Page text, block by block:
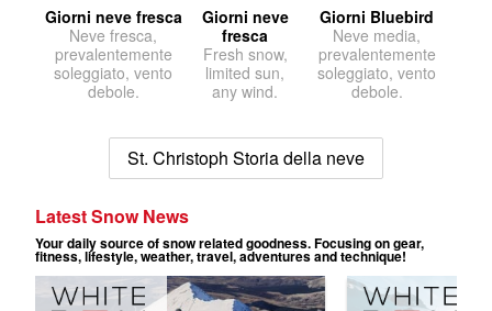
Giorni neve fresca
Neve fresca,
prevalentemente
soleggiato, vento
debole.
Giorni neve
fresca
Fresh snow,
limited sun,
any wind.
Giorni Bluebird
Neve media,
prevalentemente
soleggiato, vento
debole.
St. Christoph Storia della neve